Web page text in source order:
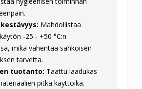
Mahdollistaa
-25 - +50 °C:n
mikä vähentää sähköisen
tarvetta.
tuotanto: Taattu laadukas
pitkä käyttöikä.